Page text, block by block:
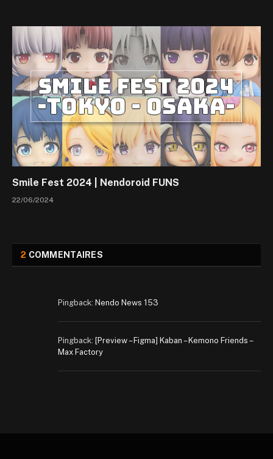
Smile Fest 2024 | Nendoroid FUNS
22/06/2024
2 COMMENTAIRES
Pingback: Nendo News 153
Pingback: [Preview – Figma] Kaban – Kemono Friends –
Max Factory